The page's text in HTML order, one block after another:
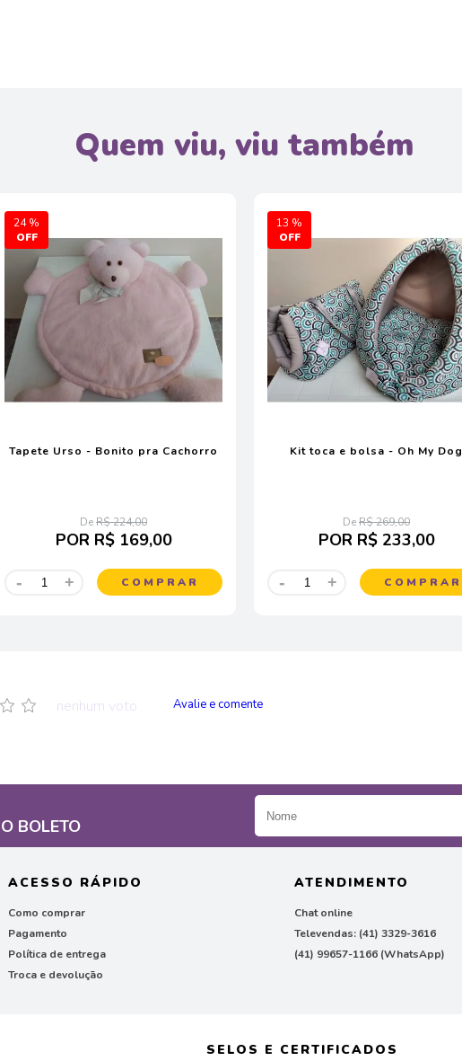
Quem viu, viu também
24 %
Tapete Urso - Bonito pra Cachorro
DeR$ 224,00
POR R$ 169,00
- + COMPRAR
13 %
Kit toca e bolsa - Oh My Dog
DeR$ 269,00
POR R$ 233,00
- + COMPRAR
nenhum voto
BOLETO
ACESSO RÁPIDO
Como comprar
Pagamento
Política de entrega
Troca e devolução
ATENDIMENTO
Chat online
Televendas: (41) 3329-3616
(41) 99657-1166 (WhatsApp)
SELOS E CERTIFICADOS